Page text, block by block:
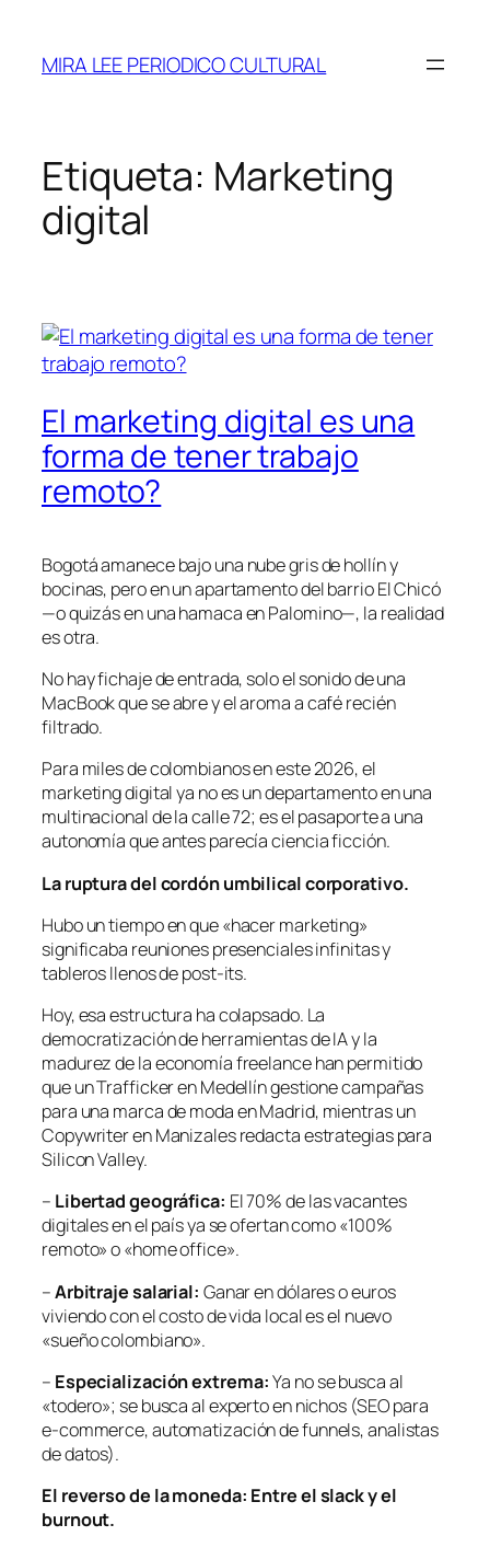
contenido
MIRA LEE PERIODICO CULTURAL
Etiqueta: Marketing
digital
El marketing digital es una
forma de tener trabajo
remoto?
Bogotá amanece bajo una nube gris de hollín y
bocinas, pero en un apartamento del barrio El Chicó
—o quizás en una hamaca en Palomino—, la realidad
es otra.
No hay fichaje de entrada, solo el sonido de una
MacBook que se abre y el aroma a café recién
filtrado.
Para miles de colombianos en este 2026, el
marketing digital ya no es un departamento en una
multinacional de la calle 72; es el pasaporte a una
autonomía que antes parecía ciencia ficción.
La ruptura del cordón umbilical corporativo.
Hubo un tiempo en que «hacer marketing»
significaba reuniones presenciales infinitas y
tableros llenos de post-its.
Hoy, esa estructura ha colapsado. La
democratización de herramientas de IA y la
madurez de la economía freelance han permitido
que un Trafficker en Medellín gestione campañas
para una marca de moda en Madrid, mientras un
Copywriter en Manizales redacta estrategias para
Silicon Valley.
– Libertad geográfica: El 70% de las vacantes
digitales en el país ya se ofertan como «100%
remoto» o «home office».
–Arbitraje salarial: Ganar en dólares o euros
viviendo con el costo de vida local es el nuevo
«sueño colombiano».
– Especialización extrema:Ya no se busca al
«todero»; se busca al experto en nichos (SEO para
e-commerce, automatización de funnels, analistas
de datos).
El reverso de la moneda: Entre el slack y el
burnout.